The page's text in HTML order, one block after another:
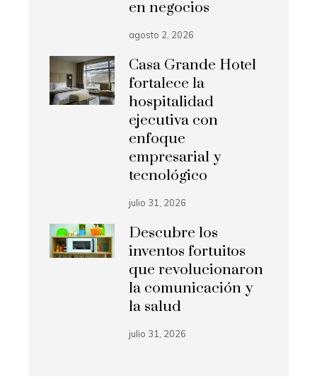
en negocios
agosto 2, 2026
Casa Grande Hotel
fortalece la
hospitalidad
ejecutiva con
enfoque
empresarial y
tecnológico
julio 31, 2026
Descubre los
inventos fortuitos
que revolucionaron
la comunicación y
la salud
julio 31, 2026